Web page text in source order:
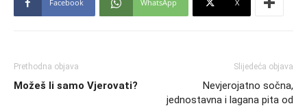
Facebook WhatsApp X
Prethodna objava
Možeš li samo Vjerovati?
Slijedeća objava
Nevjerojatno sočna,
jednostavna i lagana pita od